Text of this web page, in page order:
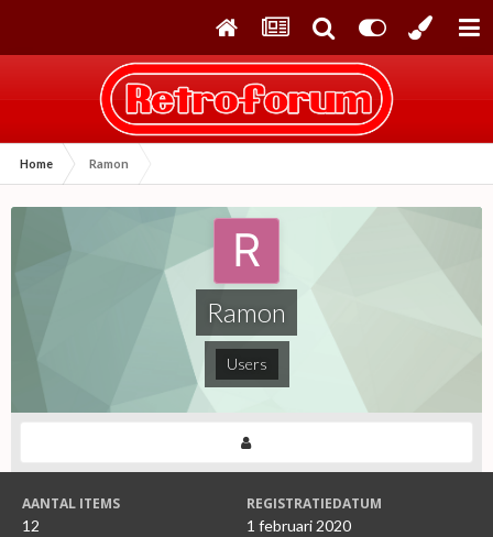
Home Ramon
Ramon
Users
AANTAL ITEMS
12
REGISTRATIEDATUM
1 februari 2020